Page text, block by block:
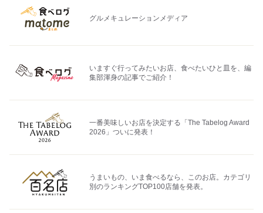
グルメキュレーションメディア
いますぐ行ってみたいお店、食べたいひと皿を、編
集部渾身の記事でご紹介！
一番美味しいお店を決定する「The Tabelog Award
2026」ついに発表！
うまいもの、いま食べるなら、このお店。カテゴリ
別のランキングTOP100店舗を発表。